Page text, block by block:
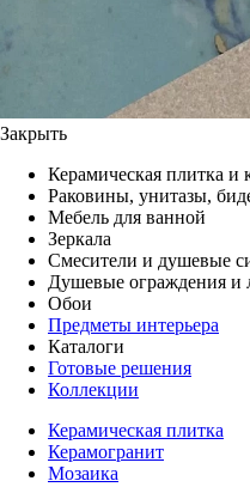
Закрыть
Керамическая плитка и
Раковины, унитазы,
Мебель для ванной
Зеркала
Смесители и душевые
Душевые ограждения и
Обои
Предметы интерьера
Каталоги
Готовые решения
Коллекции
Керамическая плитка
Керамогранит
Мозаика